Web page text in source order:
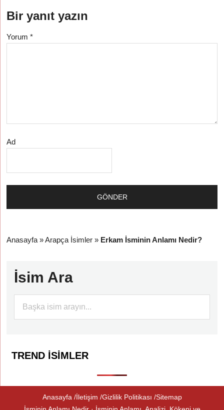
Bir yanıt yazın
Yorum*
Ad
Anasayfa »Arapça İsimler » Erkam İsminin Anlamı Nedir?
İsim Ara
TREND İSIMLER
Anasayfa İletişim Gizlilik Politikası Sitemap